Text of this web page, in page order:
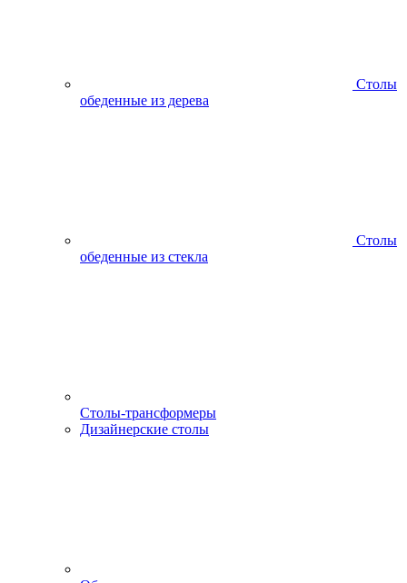
Столы
обеденные из дерева
Столы
обеденные из стекла
Столы-трансформеры
Дизайнерские столы